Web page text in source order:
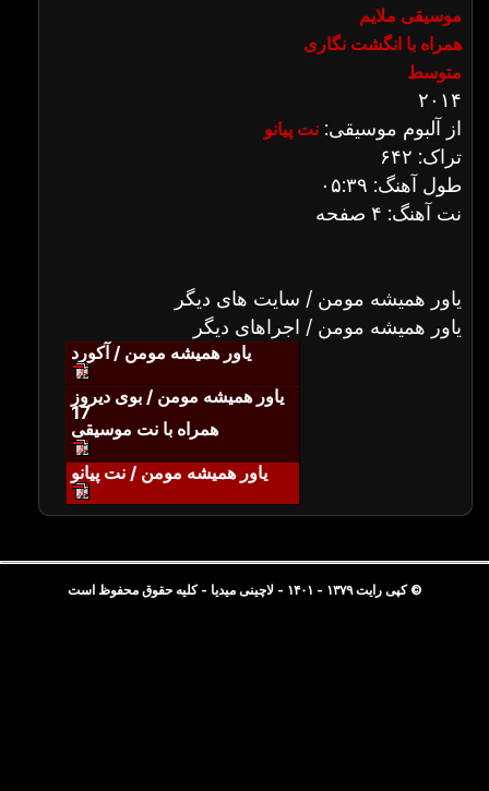
موسیقی ملایم
همراه با انگشت نگاری
متوسط
۲۰۱۴
از آلبوم موسیقی: نت پیانو
تراک: ۶۴۲
طول آهنگ: ۰۵:۳۹
نت آهنگ: ۴ صفحه
یاور همیشه مومن / سایت های دیگر
یاور همیشه مومن / اجراهای دیگر
یاور همیشه مومن / آکورد
یاور همیشه مومن / بوی دیروز
17
همراه با نت موسیقی
یاور همیشه مومن / نت پیانو
© کپی رایت ۱۳۷۹ - ۱۴۰۱ - لاچینی میدیا - کلیه حقوق محفوظ است